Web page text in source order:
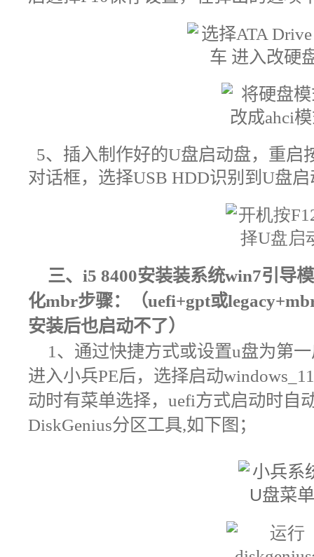
5、插入制作好的U盘启动盘，重启
对话框，选择USB HDD识别到U盘启
三、i5 8400安装装系统win7引导
化mbr步骤：（uefi+gpt或
安装后也启动不了）
1 、通过快捷方式或设置u盘为第
进入小兵PE后，选择启动
动时有菜单选择，uefi方式启动时自
DiskGenius分区工具,如下图；